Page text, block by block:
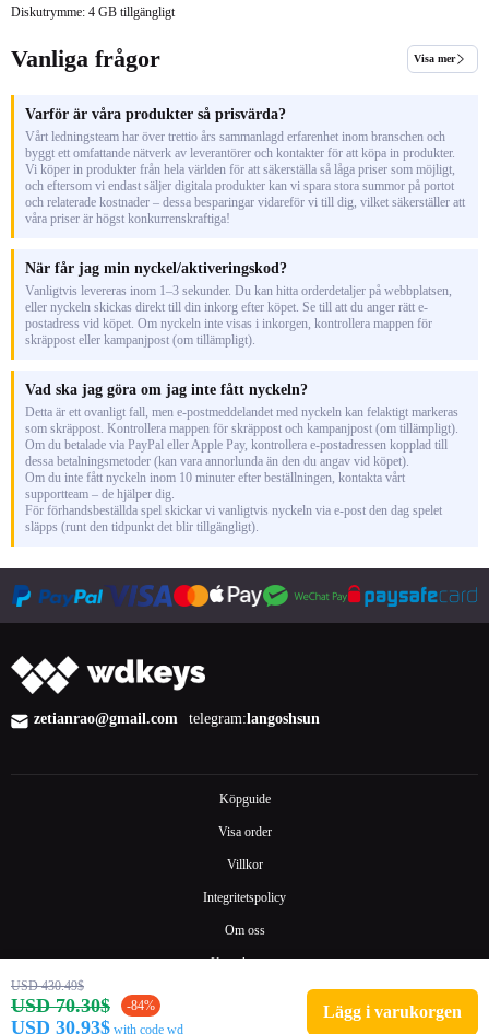
Diskutrymme: 4 GB tillgängligt
Vanliga frågor Visa mer
Varför är våra produkter så prisvärda?
Vårt ledningsteam har över trettio års sammanlagd erfarenhet inom branschen och
byggt ett omfattande nätverk av leverantörer och kontakter för att köpa in produkter.
Vi köper in produkter från hela världen för att säkerställa så låga priser som möjligt,
och eftersom vi endast säljer digitala produkter kan vi spara stora summor på portot
och relaterade kostnader – dessa besparingar vidareför vi till dig, vilket säkerställer att
våra priser är högst konkurrenskraftiga!
När får jag min nyckel/aktiveringskod?
Vanligtvis levereras inom 1–3 sekunder. Du kan hitta orderdetaljer på webbplatsen,
eller nyckeln skickas direkt till din inkorg efter köpet. Se till att du anger rätt e-
postadress vid köpet. Om nyckeln inte visas i inkorgen, kontrollera mappen för
skräppost eller kampanjpost (om tillämpligt).
Vad ska jag göra om jag inte fått nyckeln?
Detta är ett ovanligt fall, men e-postmeddelandet med nyckeln kan felaktigt markeras
som skräppost. Kontrollera mappen för skräppost och kampanjpost (om tillämpligt).
Om du betalade via PayPal eller Apple Pay, kontrollera e-postadressen kopplad till
dessa betalningsmetoder (kan vara annorlunda än den du angav vid köpet).
Om du inte fått nyckeln inom 10 minuter efter beställningen, kontakta vårt
supportteam – de hjälper dig.
För förhandsbeställda spel skickar vi vanligtvis nyckeln via e-post den dag spelet
släpps (runt den tidpunkt det blir tillgängligt).
zetianrao@gmail.com telegram:langoshsun
Köpguide
Visa order
Villkor
Integritetspolicy
Om oss
Kontakta oss
USD 430.49$
USD 70.30$ -84%
USD 30.93$ with code wd
Lägg i varukorgen